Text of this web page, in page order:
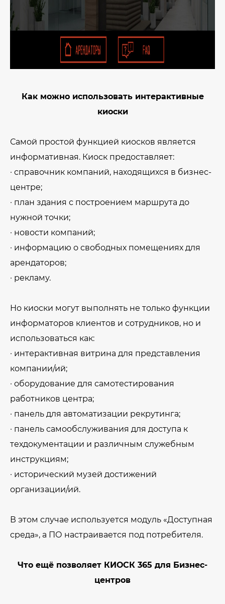
Как можно использовать интерактивные
киоски
Самой простой функцией киосков является
информативная. Киоск предоставляет:
· справочник компаний, находящихся в бизнес-
центре;
· план здания с построением маршрута до
нужной точки;
· новости компаний;
· информацию о свободных помещениях для
арендаторов;
· рекламу.
Но киоски могут выполнять не только функции
информаторов клиентов и сотрудников, но и
использоваться как:
· интерактивная витрина для представления
компании/ий;
· оборудование для самотестирования
работников центра;
· панель для автоматизации рекрутинга;
· панель самообслуживания для доступа к
техдокументации и различным служебным
инструкциям;
· исторический музей достижений
организации/ий.
В этом случае используется модуль «Доступная
среда», а ПО настраивается под потребителя.
Что ещё позволяет КИОСК 365 для Бизнес-
центров